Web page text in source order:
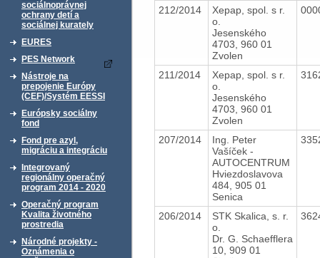
sociálnoprávnej
ochrany detí a
sociálnej kurately
EURES
PES Network
Nástroje na
prepojenie Európy
(CEF)/Systém EESSI
Európsky sociálny
fond
Fond pre azyl,
migráciu a integráciu
Integrovaný
regionálny operačný
program 2014 - 2020
Operačný program
Kvalita životného
prostredia
Národné projekty -
Oznámenia o
212/2014
Xepap, spol. s r.
o.
Jesenského
4703, 960 01
Zvolen
211/2014
Xepap, spol. s r.
o.
Jesenského
4703, 960 01
Zvolen
207/2014
Ing. Peter
Vašíček -
AUTOCENTRUM
Hviezdoslavova
484, 905 01
Senica
206/2014
STK Skalica, s. r.
o.
Dr. G. Schaefflera
10, 909 01